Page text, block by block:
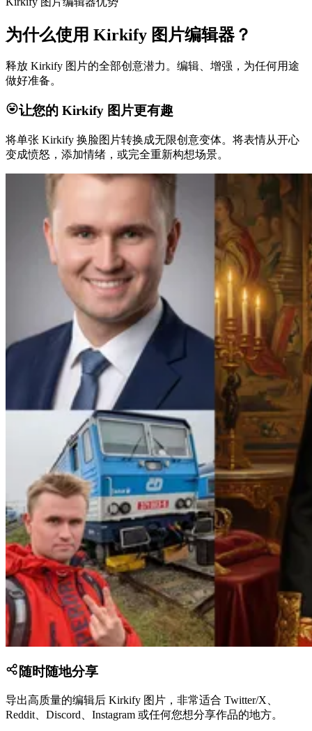
为什么使用 Kirkify 图片编辑器？
释放 Kirkify 图片的全部创意潜力。编辑、增强，为任何用途
做好准备。
让您的 Kirkify 图片更有趣
将单张 Kirkify 换脸图片转换成无限创意变体。将表情从开心
变成愤怒，添加情绪，或完全重新构想场景。
随时随地分享
导出高质量的编辑后 Kirkify 图片，非常适合 Twitter/X、
Reddit、Discord、Instagram 或任何您想分享作品的地方。